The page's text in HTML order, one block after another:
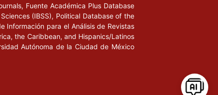
Fuente Académica Plus Database
(IBSS), Political Database of the
Información para el Análisis de Revistas
the Caribbean, and Hispanics/Latinos
Autónoma de la Ciudad de México